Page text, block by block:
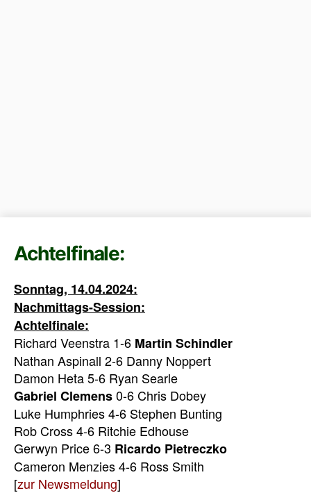
Achtelfinale:
Sonntag, 14.04.2024:
Nachmittags-Session:
Achtelfinale:
Richard Veenstra 1-6 Martin Schindler
Nathan Aspinall 2-6 Danny Noppert
Damon Heta 5-6 Ryan Searle
Gabriel Clemens0-6Chris Dobey
Luke Humphries 4-6 Stephen Bunting
Rob Cross 4-6 Ritchie Edhouse
Gerwyn Price 6-3 Ricardo Pietreczko
Cameron Menzies 4-6 Ross Smith
[zur Newsmeldung]